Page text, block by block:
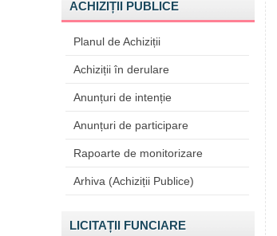
ACHIZIȚII PUBLICE
Planul de Achiziții
Achiziții în derulare
Anunțuri de intenție
Anunțuri de participare
Rapoarte de monitorizare
Arhiva (Achiziții Publice)
LICITAȚII FUNCIARE